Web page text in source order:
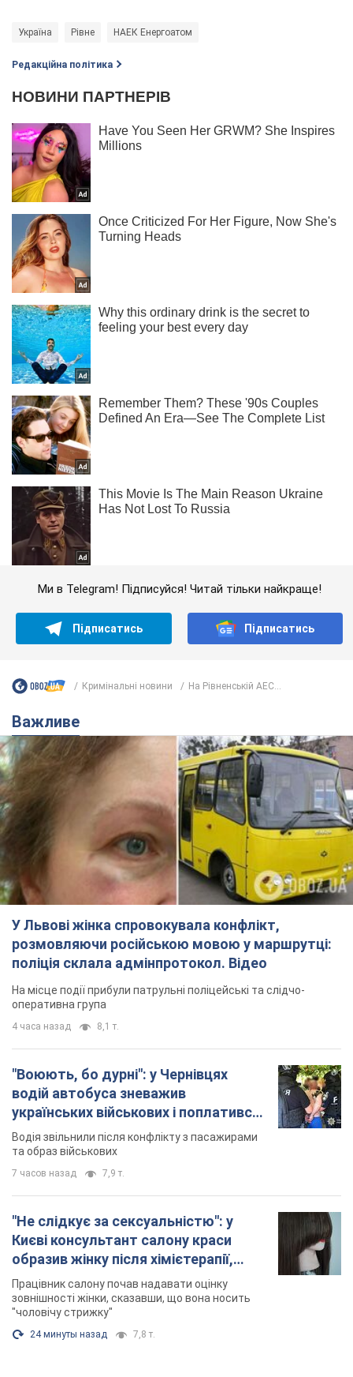
Україна Рівне НАЕК Енергоатом
Редакційна політика
Ми в Telegram! Підписуйся! Читай тільки найкраще!
Підписатись Підписатись
Кримінальні новини На Рівненській АЕС...
Важливе
У Львові жінка спровокувала конфлікт,
розмовляючи російською мовою у маршрутці:
поліція склала адмінпротокол. Відео
На місце події прибули патрульні поліцейські та слідчо-
оперативна група
4 часа назад 8,1 т.
"Воюють, бо дурні": у Чернівцях
водій автобуса зневажив
українських військових і поплатився.
Відео
Водія звільнили після конфлікту з пасажирами
та образ військових
7 часов назад 7,9 т.
"Не слідкує за сексуальністю": у
Києві консультант салону краси
образив жінку після хімієтерапії,
розгорівся скандал. Фото
Працівник салону почав надавати оцінку
зовнішності жінки, сказавши, що вона носить
"чоловічу стрижку"
24 минуты назад 7,8 т.